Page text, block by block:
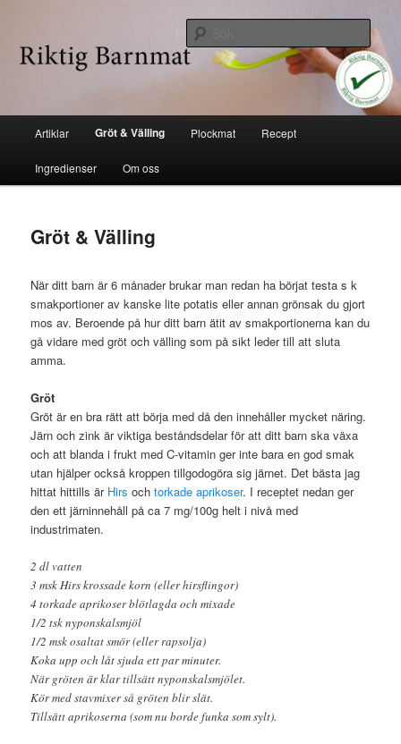
huvudinnehåll
Riktig barnmat
Sök
Artiklar Gröt & Välling Plockmat Recept
Ingredienser Om oss
Gröt & Välling
När ditt barn är 6 månader brukar man redan ha börjat testa s k
smakportioner av kanske lite potatis eller annan grönsak du gjort
mos av. Beroende på hur ditt barn ätit av smakportionerna kan du
gå vidare med gröt och välling som på sikt leder till att sluta
amma.
Gröt
Gröt är en bra rätt att börja med då den innehåller mycket näring.
Järn och zink är viktiga beståndsdelar för att ditt barn ska växa
och att blanda i frukt med C-vitamin ger inte bara en god smak
utan hjälper också kroppen tillgodogöra sig järnet. Det bästa jag
hittat hittills är Hirs ochtorkade aprikoser. I receptet nedan ger
den ett järninnehåll på ca 7 mg/100g helt i nivå med
industrimaten.
2 dl vatten
3 msk Hirs krossade korn (eller hirsflingor)
4 torkade aprikoser blötlagda och mixade
1/2 tsk nyponskalsmjöl
1/2 msk osaltat smör (eller rapsolja)
Koka upp och låt sjuda ett par minuter.
När gröten är klar tillsätt nyponskalsmjölet.
Kör med stavmixer så gröten blir slät.
Tillsätt aprikoserna (som nu borde funka som sylt).